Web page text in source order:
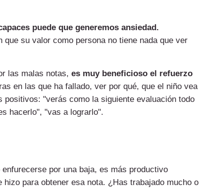
puede que generemos ansiedad.
que su valor como persona no tiene nada que ver
las malas notas, es muy beneficioso el refuerzo
en las que ha fallado, ver por qué, que el niño vea
"verás como la siguiente evaluación todo
hacerlo", "vas a lograrlo".
por una baja, es más productivo
para obtener esa nota. ¿Has trabajado mucho o